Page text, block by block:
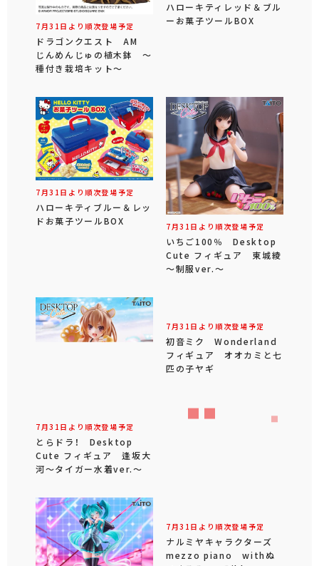
7月31日より順次登場予定
ドラゴンクエスト AM
じんめんじゅの植木鉢 ～
種付き栽培キット～
ハローキティレッド＆ブル
ーお菓子ツールBOX
7月31日より順次登場予定
ハローキティブルー＆レッ
ドお菓子ツールBOX
7月31日より順次登場予定
いちご100％ Desktop
Cute フィギュア 東城綾
～制服ver.～
7月31日より順次登場予定
とらドラ！ Desktop
Cute フィギュア 逢坂大
河～タイガー水着ver.～